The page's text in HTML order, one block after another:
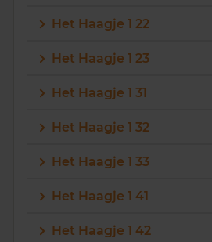
088 220 4200
Maandag t/m vrijdag - 08:00 -18:00
Het Haagje 1 22
Het Haagje 1 23
Het Haagje 1 31
Het Haagje 1 32
Het Haagje 1 33
Het Haagje 1 41
Het Haagje 1 42